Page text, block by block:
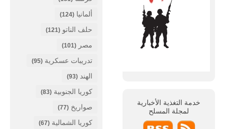
خدمة التغذية الأخبارية
لمجلة المسلح
ألمانيا (124)
حلف الناتو (121)
مصر (101)
تدريبات عسكرية (95)
الهند (93)
كوريا الجنوبية (83)
صواريخ (77)
كوريا الشمالية (67)